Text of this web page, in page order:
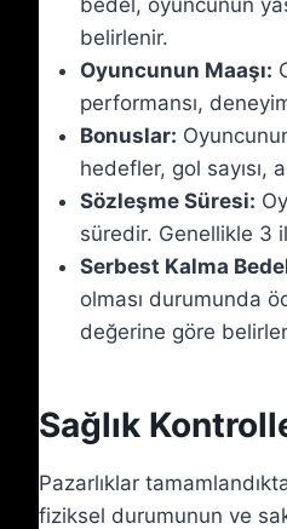
belirlenir.
Oyuncunun Maaşı:
performansı,
Bonuslar:
hedefler, gol sayısı,
Sözleşme Süresi:
süredir. Genellikle 3
Serbest Kalma
olması durumunda
değerine göre
Sağlık
Pazarlıklar
fiziksel durumunun ve